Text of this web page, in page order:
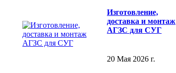
Изготовление,
доставка и монтаж
АГЗС для СУГ
20 Мая 2026 г.